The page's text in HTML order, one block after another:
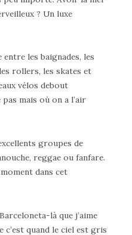
? Un luxe
les baignades, les
rollers, les skates et
vélos debout
mais où on a l’air
groupes de
reggae ou fanfare.
dans cet
là que j’aime
quand le ciel est gris